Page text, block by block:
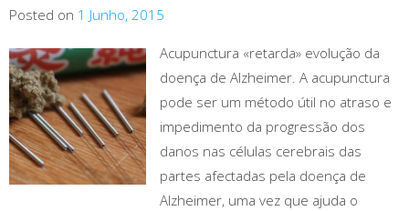
Posted on 1 Junho, 2015
Acupunctura «retarda» evolução da
doença de Alzheimer. A acupunctura
pode ser um método útil no atraso e
impedimento da progressão dos
danos nas células cerebrais das
partes afectadas pela doença de
Alzheimer, uma vez que ajuda o